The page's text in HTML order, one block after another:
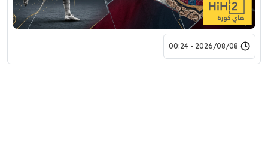
2026/08/08 - 00:24